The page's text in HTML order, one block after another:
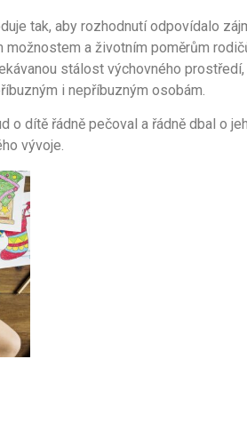
tak, aby rozhodnutí odpovídalo
a životním poměrům
stálost výchovného
i nepříbuzným osobám.
o dítě řádně pečoval a řádně dbal o
vývoje.